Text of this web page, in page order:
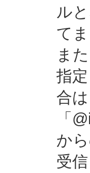
ル
て
ま
指
合
「
か
受